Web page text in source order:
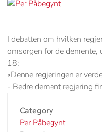
I debatten om hvilken
omsorgen for de
18:
«Denne regjeringen er
- Bedre dement regjering
Category
Per Påbegynt